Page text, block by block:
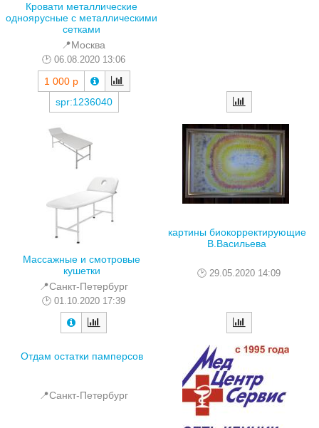
Кровати металлические
одноярусные с металлическими
сетками
📍Москва
06.08.2020 13:06
1 000 р
spr:1236040
Массажные и смотровые
кушетки
📍Санкт-Петербург
01.10.2020 17:39
картины биокорректирующие
В.Васильева
29.05.2020 14:09
Отдам остатки памперсов
📍Санкт-Петербург